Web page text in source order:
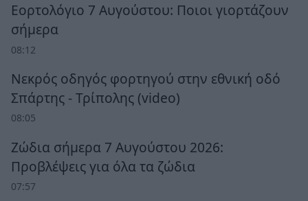
Εορτολόγιο 7 Αυγούστου: Ποιοι γιορτάζουν
σήμερα
08:12
Νεκρός οδηγός φορτηγού στην εθνική οδό
Σπάρτης - Τρίπολης (video)
08:05
Ζώδια σήμερα 7 Αυγούστου 2026:
Προβλέψεις για όλα τα ζώδια
07:57